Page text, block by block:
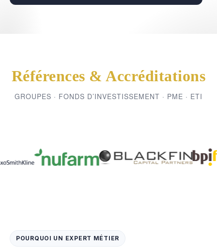
Références & Accréditations
GROUPES · FONDS D’INVESTISSEMENT · PME · ETI
POURQUOI UN EXPERT MÉTIER